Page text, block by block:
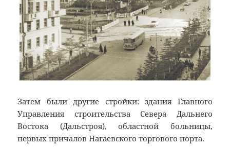
Затем были другие стройки: здания Главного
Управления строительства Севера Дальнего
Востока (Дальстроя), областной больницы,
первых причалов Нагаевского торгового порта.